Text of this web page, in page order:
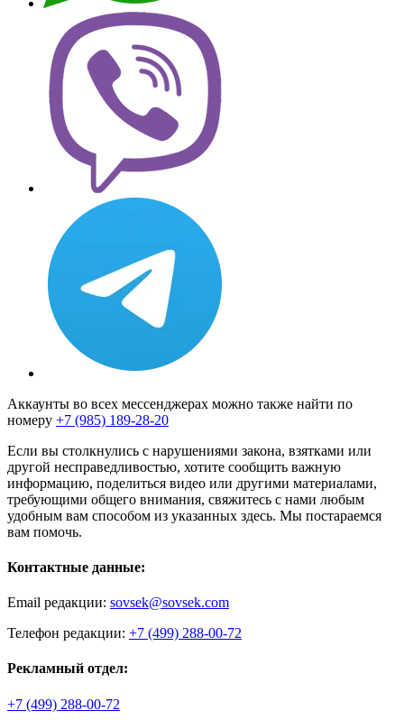
Аккаунты во всех мессенджерах можно также найти по
номеру +7 (985) 189-28-20
Если вы столкнулись с нарушениями закона, взятками или
другой несправедливостью, хотите сообщить важную
информацию, поделиться видео или другими материалами,
требующими общего внимания, свяжитесь с нами любым
удобным вам способом из указанных здесь. Мы постараемся
вам помочь.
Контактные данные:
Email редакции: sovsek@sovsek.com
Телефон редакции: +7 (499) 288-00-72
Рекламный отдел:
+7 (499) 288-00-72